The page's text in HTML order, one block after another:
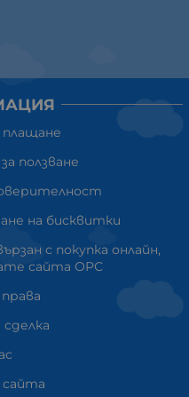
ползване
на бисквитки
с покупка онлайн,
сайта ОРС